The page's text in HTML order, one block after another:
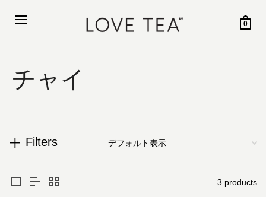
0
チャイ
Filters
3 products